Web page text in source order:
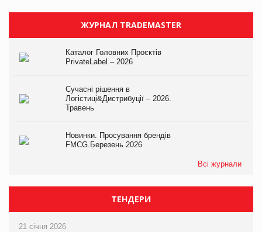
ЖУРНАЛ TRADEMASTER
Каталог Головних Проєктів
PrivateLabel – 2026
Сучасні рішення в
Логістиці&Дистрибуції – 2026.
Травень
Новинки. Просування брендів
FMCG.Березень 2026
Всі журнали
ТЕНДЕРИ
21 січня 2026